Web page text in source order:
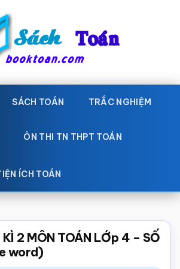
SÁCH TOÁN TRẮC NGHIỆM
ÔN THI TN THPT TOÁN
ÍCH TOÁN
2 MÔN TOÁN LỚp 4 – SỐ
word)